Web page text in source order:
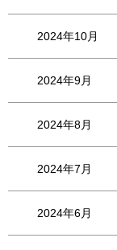
2024年10月
2024年9月
2024年8月
2024年7月
2024年6月